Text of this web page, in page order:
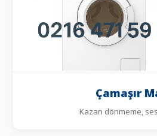
Çamaşır
Kazan dönmeme,